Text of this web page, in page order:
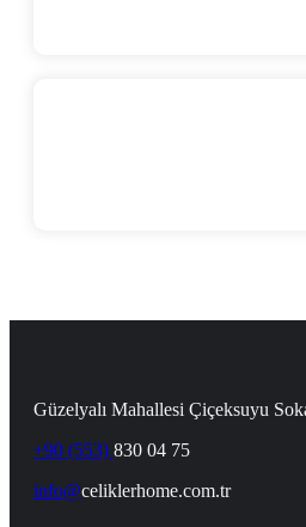
Güzelyalı Mahallesi Çiçeksuyu
+90 (553) 830 04 75
info@celiklerhome.com.tr